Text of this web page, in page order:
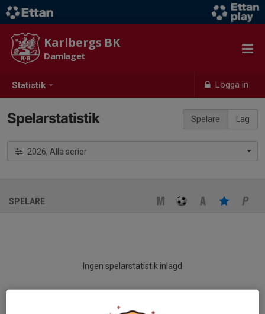
Statistik Logga in
Karlbergs BK
Damlaget
Spelare Lag
Spelarstatistik
2026, Alla serier
SPELARE
Ingen spelarstatistik inlagd